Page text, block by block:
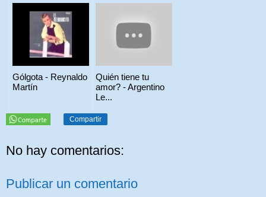
Gólgota - Reynaldo
Martín
Quién tiene tu
amor? - Argentino
Le...
Compartir
No hay comentarios:
Publicar un comentario